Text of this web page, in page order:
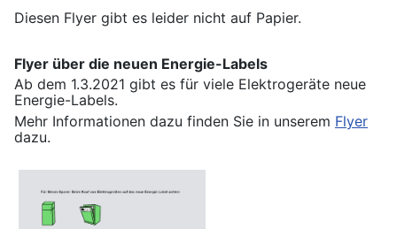
Diesen Flyer gibt es leider nicht auf Papier.
Flyer über die neuen Energie-Labels
Ab dem 1.3.2021 gibt es für viele Elektrogeräte neue
Energie-Labels.
Mehr Informationen dazu finden Sie in unserem Flyer
dazu.